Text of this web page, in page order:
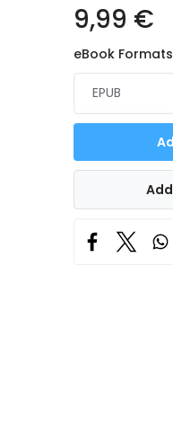
9,99 €
eBook Formats